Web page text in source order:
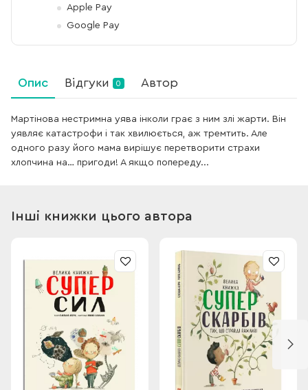
Apple Pay
Google Pay
Опис Відгуки 0 Автор
Мартінова нестримна уява інколи грає з ним злі жарти. Він
уявляє катастрофи і так хвилюється, аж тремтить. Але
одного разу його мама вирішує перетворити страхи
хлопчина на… пригоди! А якщо попереду...
Інші книжки цього автора